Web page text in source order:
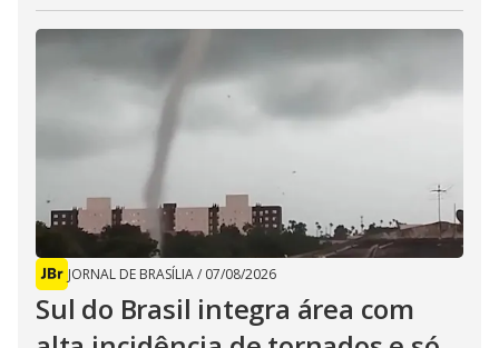
JORNAL DE BRASÍLIA/ 07/08/2026
Sul do Brasil integra área com